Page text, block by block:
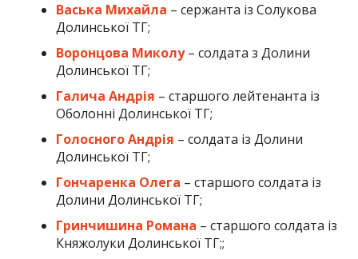
Васька Михайла – сержанта із Солукова
Долинської ТГ;
Воронцова Миколу– солдата з Долини
Долинської ТГ;
Галича Андрія – старшого лейтенанта із
Оболонні Долинської ТГ;
Голосного Андрія – солдата із Долини
Долинської ТГ;
Гончаренка Олега – старшого солдата із
Долини Долинської ТГ;
Гринчишина Романа – старшого солдата із
Княжолуки Долинської ТГ;;